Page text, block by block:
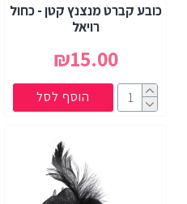
כובע קברט מנצנץ קטן - כחול
רויאל
₪15.00
הוסף לסל